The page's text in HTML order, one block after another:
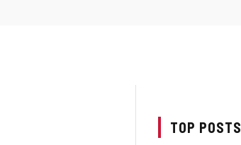
TOP POSTS